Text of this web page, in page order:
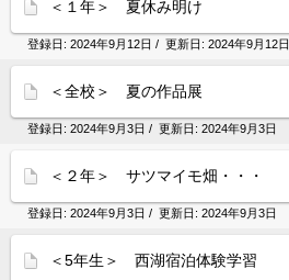
＜１年＞ 夏休み明け
登録日: 2024年9月12日 / 更新日: 2024年9月12日
＜全校＞ 夏の作品展
登録日: 2024年9月3日 / 更新日: 2024年9月3日
＜２年＞ サツマイモ畑・・・
登録日: 2024年9月3日 / 更新日: 2024年9月3日
＜5年生＞ 西湖宿泊体験学習